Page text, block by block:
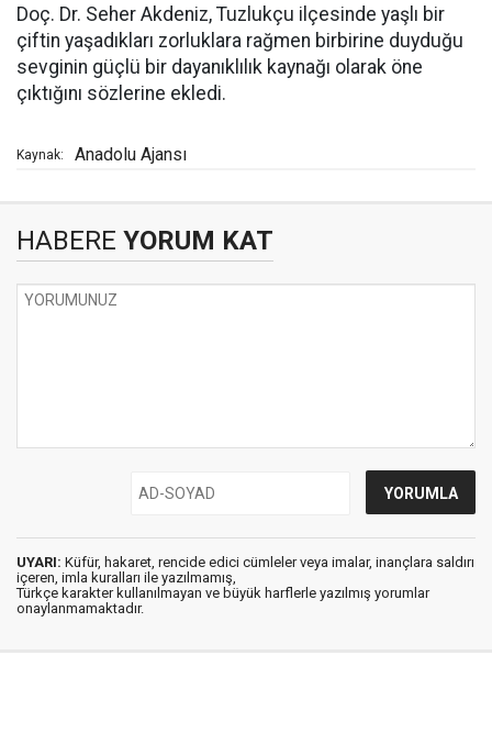
Doç. Dr. Seher Akdeniz, Tuzlukçu ilçesinde yaşlı bir
çiftin yaşadıkları zorluklara rağmen birbirine duyduğu
sevginin güçlü bir dayanıklılık kaynağı olarak öne
çıktığını sözlerine ekledi.
Kaynak: Anadolu Ajansı
HABERE YORUM KAT
UYARI: Küfür, hakaret, rencide edici cümleler veya imalar, inançlara saldırı
içeren, imla kuralları ile yazılmamış,
Türkçe karakter kullanılmayan ve büyük harflerle yazılmış yorumlar
onaylanmamaktadır.